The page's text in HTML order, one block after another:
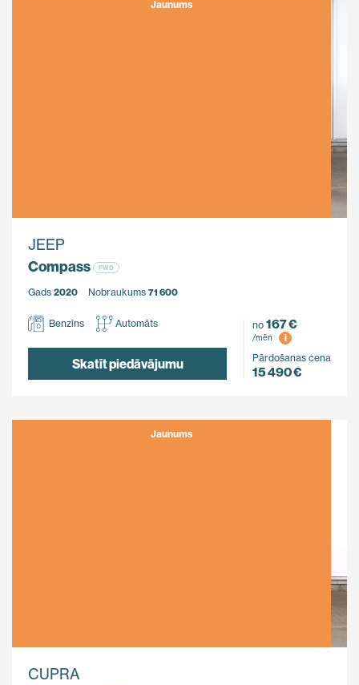
Jaunums
JEEP
Compass
FWD
Gads 2020 Nobraukums 71 600
Benzīns Automāts
Skatīt piedāvājumu
no 167 €
/mēn
i
Pārdošanas cena
15 490 €
Jaunums
CUPRA